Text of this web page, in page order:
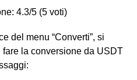
4.3/5 (5 voti)
del menu “Converti”, si
la conversione da USDT